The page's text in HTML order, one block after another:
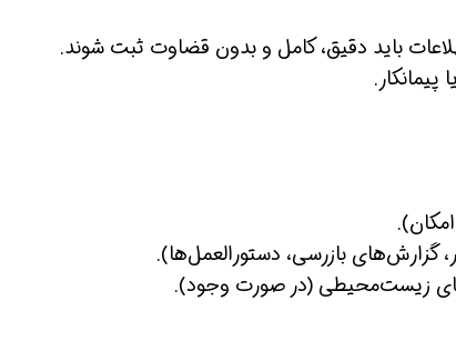
باید دقیق، کامل و بدون قضاوت ثبت شوند.
گزارش‌های بازرسی، دستورالعمل‌ها).
زیست‌محیطی (در صورت وجود).